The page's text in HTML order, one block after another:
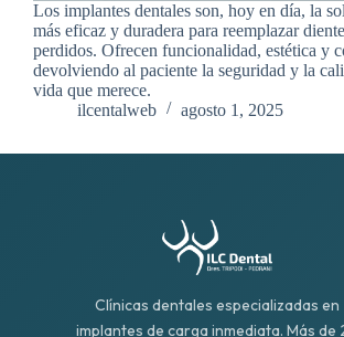
Los implantes dentales son, hoy en día, la
más eficaz y duradera para reemplazar
perdidos. Ofrecen funcionalidad, estética y
devolviendo al paciente la seguridad y la
vida que merece.
ilcentalweb
agosto 1, 2025
Clínicas dentales especializadas en
implantes de carga inmediata. Más de